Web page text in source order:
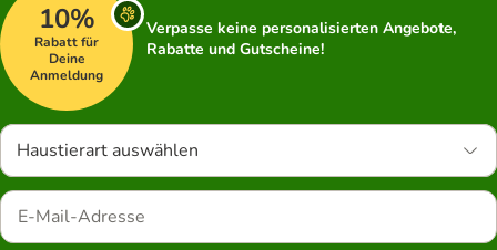
10%
Rabatt für
Deine
Anmeldung
Verpasse keine personalisierten Angebote,
Rabatte und Gutscheine!
Haustierart auswählen